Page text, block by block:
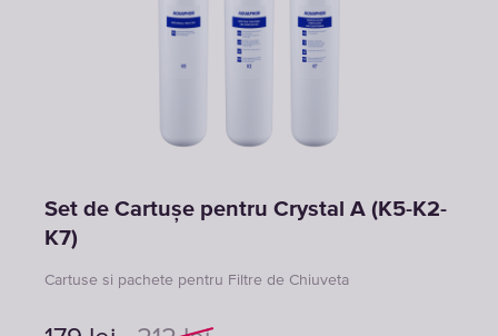
Set de Cartușe pentru Crystal A (K5-K2-
K7)
Cartuse si pachete pentru Filtre de Chiuveta